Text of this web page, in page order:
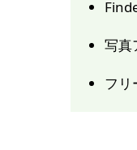
写真
フリ